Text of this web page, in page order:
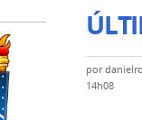
por
14h08